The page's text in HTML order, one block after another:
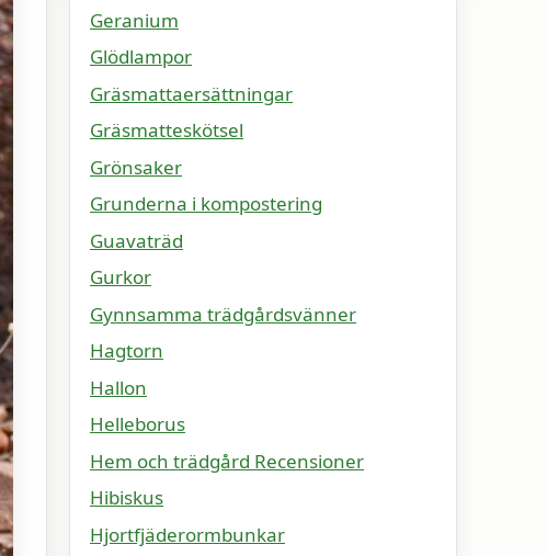
Geranium
Glödlampor
Gräsmattaersättningar
Gräsmatteskötsel
Grönsaker
Grunderna i kompostering
Guavaträd
Gurkor
Gynnsamma trädgårdsvänner
Hagtorn
Hallon
Helleborus
Hem och trädgård Recensioner
Hibiskus
Hjortfjäderormbunkar